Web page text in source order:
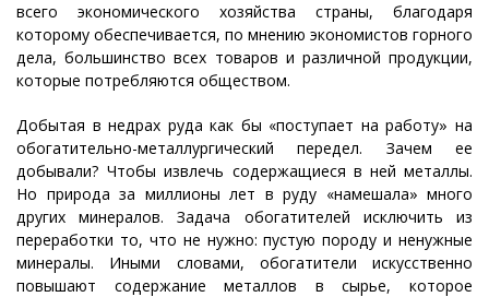
всего экономического хозяйства страны, благодаря
которому обеспечивается, по мнению экономистов горного
дела, большинство всех товаров и различной продукции,
которые потребляются обществом.
Добытая в недрах руда как бы «поступает на работу» на
обогатительно-металлургический передел. Зачем ее
добывали? Чтобы извлечь содержащиеся в ней металлы.
Но природа за миллионы лет в руду «намешала» много
других минералов. Задача обогатителей исключить из
переработки то, что не нужно: пустую породу и ненужные
минералы. Иными словами, обогатители искусственно
повышают содержание металлов в сырье, которое